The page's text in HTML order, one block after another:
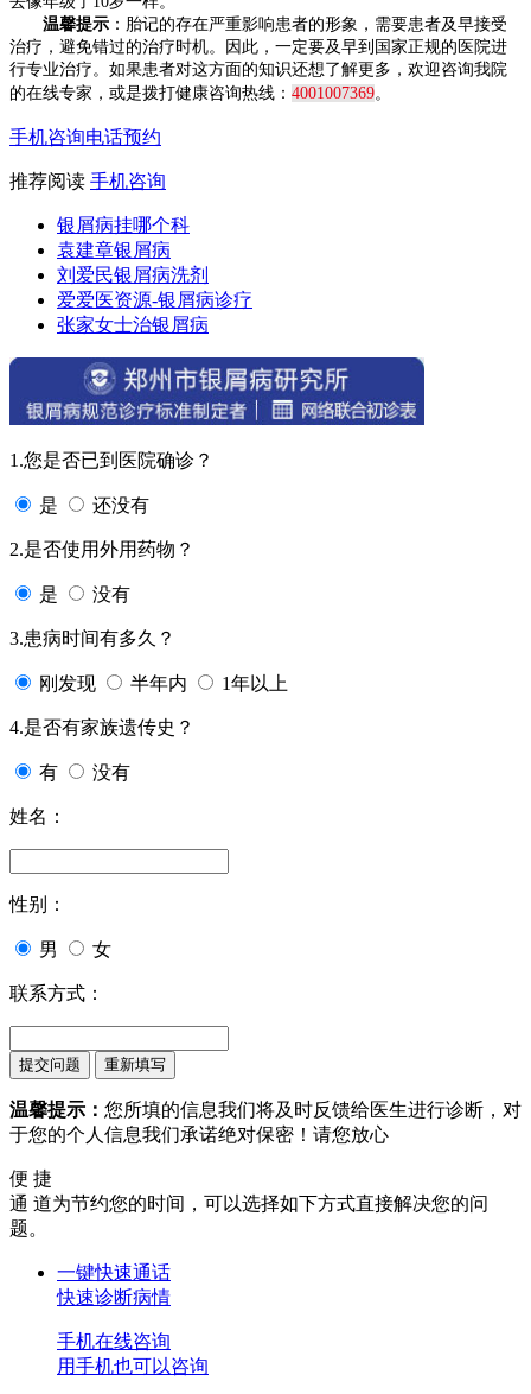
温馨提示 ：胎记的存在严重影响患者的形象，需要患者及早接受
治疗，避免错过的治疗时机。因此，一定要及早到国家正规的医院进
行专业治疗。如果患者对这方面的知识还想了解更多，欢迎咨询我院
的在线专家，或是拨打健康咨询热线： 4001007369。
手机咨询电话预约
推荐阅读 手机咨询
银屑病挂哪个科
袁建章银屑病
刘爱民银屑病洗剂
爱爱医资源-银屑病诊疗
张家女士治银屑病
1.您是否已到医院确诊？
是 还没有
2.是否使用外用药物？
是 没有
3.患病时间有多久？
刚发现 半年内 1年以上
4.是否有家族遗传史？
有 没有
姓名：
性别：
男 女
联系方式：
温馨提示： 您所填的信息我们将及时反馈给医生进行诊断，对
于您的个人信息我们承诺绝对保密！请您放心
便 捷
通 道为节约您的时间，可以选择如下方式直接解决您的问
题。
一键快速通话
快速诊断病情
手机在线咨询
用手机也可以咨询